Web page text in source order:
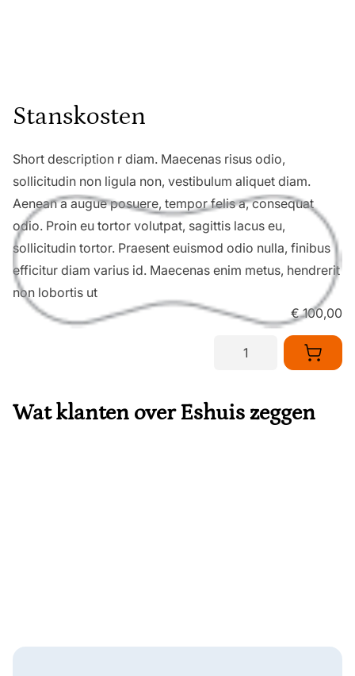
Stanskosten
Short description r diam. Maecenas risus odio,
sollicitudin non ligula non, vestibulum aliquet diam.
Aenean a augue posuere, tempor felis a, consequat
odio. Proin eu tortor volutpat, sagittis lacus eu,
sollicitudin tortor. Praesent euismod odio nulla, finibus
efficitur diam varius id. Maecenas enim metus, hendrerit
non lobortis ut
€ 100,00
Aantal
Wat klanten over Eshuis zeggen